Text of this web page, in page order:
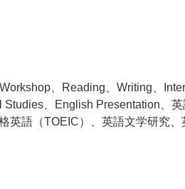
、Reading、Writing、
、English Presentation、
英語（TOEIC）、英語文学研究、